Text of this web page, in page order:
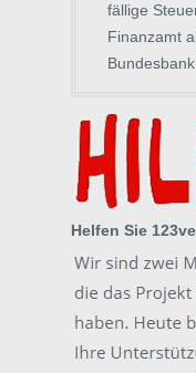
fällige
Finanzamt
Helfen Sie